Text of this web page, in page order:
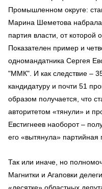
Промышленном округе:
Марина Шеметова набрала
партия власти, от которой
Показателен пример и
одномандатника Сергея
"ММК". И как следствие –
кандидатуру и почти 51
образом получается, что
авторитетом «тянули» и
Евстигнеев наоборот –
его «вытянула» партийная
Так или иначе, но
Магнитки и Агаповки
«десятке» областных